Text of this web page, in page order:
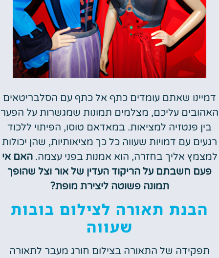
דמיינו שאתם עומדים כתף אל כתף עם הסלבריטאים
האהובים עליכם, מצלמים תמונות שמגשרות על הפער
בין פנטזיה למציאות. במאדאם טוסו, הפיתוי ללכוד
רגעים עם דמויות שעווה כל כך מציאותיות, שהן יכולות
למצמץ אליך בחזרה, הוא אמנות בפני עצמה.האם אי
פעם חשבתם על הריקוד העדין של אור וצל שהופך
תמונה פשוטה ליצירת מופת?
הבנת תאורה לצילום בובות
שעווה
תפקידה של התאורה בצילום חורג מעבר לתאורה